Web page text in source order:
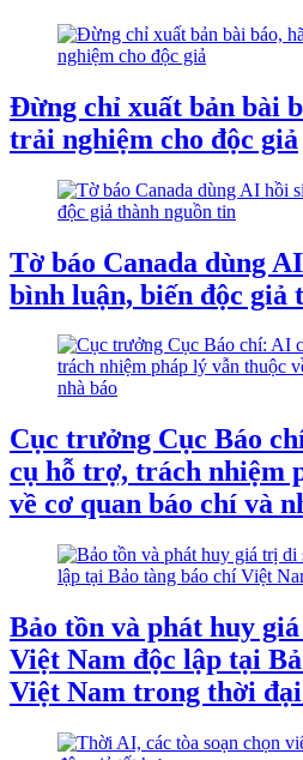
Đừng chỉ xuất bản bài
trải nghiệm cho độc giả
Tờ báo Canada dùng
bình luận, biến độc giả
Cục trưởng Cục Báo
cụ hỗ trợ, trách nhiệm
về cơ quan báo chí và
Bảo tồn và phát huy
Việt Nam độc lập tại
Việt Nam trong thời đại